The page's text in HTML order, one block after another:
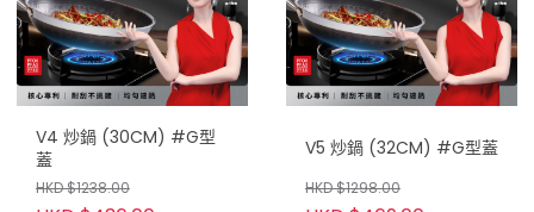
V4 炒鍋 (30CM) #G型
蓋
HKD $1238.00
V5 炒鍋 (32CM) #G型蓋
HKD $1298.00